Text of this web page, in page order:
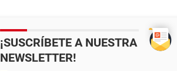
¡SUSCRÍBETE A NUESTRA
NEWSLETTER!